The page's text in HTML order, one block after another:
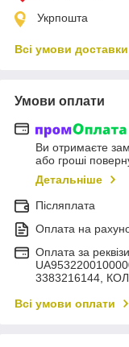
Укрпошта
Всі умови доставки
Умови оплати
Ви отримаєте
або гроші
Детальніше
Післяплата
Оплата на
Оплата за
3383216144,
Всі умови оплати